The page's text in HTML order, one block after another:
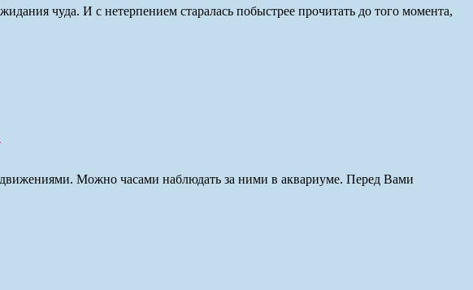
чуда. И с нетерпением старалась побыстрее прочитать до того момента,
Можно часами наблюдать за ними в аквариуме. Перед Вами